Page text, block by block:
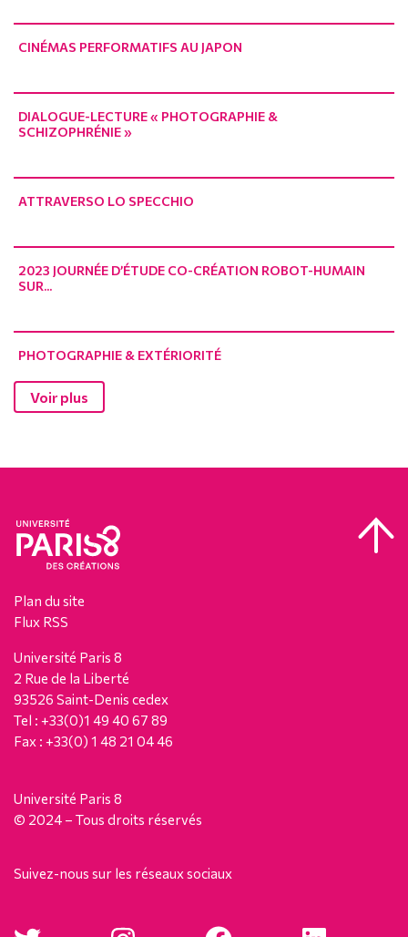
CINÉMAS PERFORMATIFS AU JAPON
DIALOGUE-LECTURE « PHOTOGRAPHIE &
SCHIZOPHRÉNIE »
ATTRAVERSO LO SPECCHIO
2023 JOURNÉE D’ÉTUDE CO-CRÉATION ROBOT-HUMAIN
SUR...
PHOTOGRAPHIE & EXTÉRIORITÉ
Voir plus
Plan du site
Flux RSS
Université Paris 8
2 Rue de la Liberté
93526 Saint-Denis cedex
Tel : +33(0)1 49 40 67 89
Fax : +33(0) 1 48 21 04 46
Université Paris 8
© 2024 – Tous droits réservés
Suivez-nous sur les réseaux sociaux